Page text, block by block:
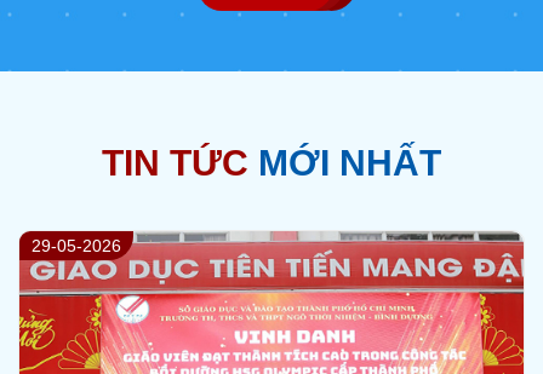
TIN TỨC MỚI NHẤT
29-05-2026